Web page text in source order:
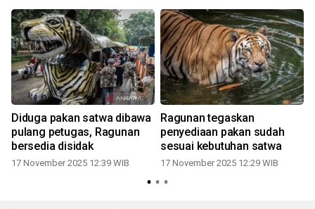
Diduga pakan satwa dibawa
pulang petugas, Ragunan
bersedia disidak
17 November 2025 12:39 WIB
Ragunan tegaskan
penyediaan pakan sudah
sesuai kebutuhan satwa
17 November 2025 12:29 WIB